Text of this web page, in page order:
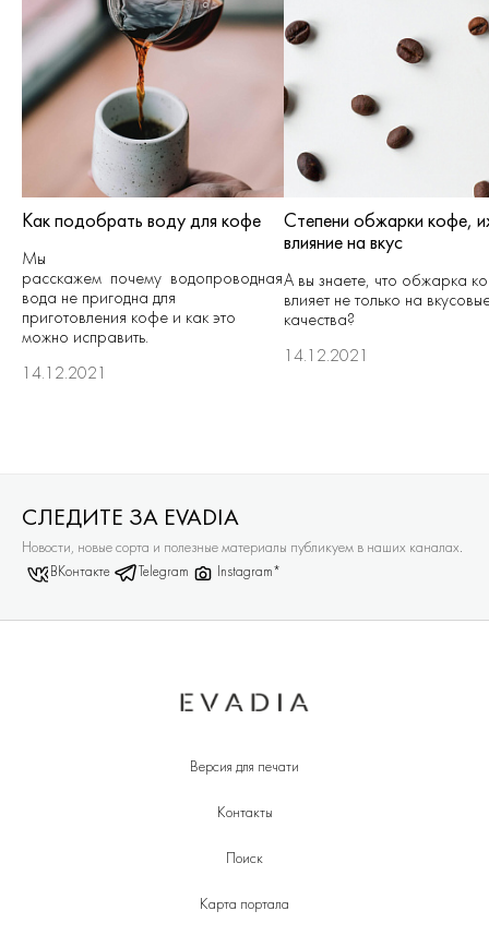
Как подобрать воду для кофе
Мы
расскажем почему водопроводная
вода не пригодна для
приготовления кофе и как это
можно исправить.
14.12.2021
Степени обжарки кофе,
влияние на вкус
А вы знаете, что обжарка
влияет не только на
качества?
14.12.2021
СЛЕДИТЕ ЗА EVADIA
Новости, новые сорта и полезные материалы публикуем в наших каналах.
ВКонтакте Telegram Instagram*
Версия для печати
Контакты
Поиск
Карта портала